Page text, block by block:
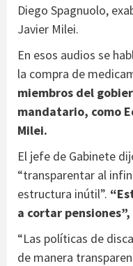
Diego Spagnuolo,
Javier Milei.
En esos audios se
la compra de
miembros del
mandatario, como
Milei.
El jefe de Gabinete
“transparentar al
estructura inútil”.
a cortar
“Las políticas de
de manera